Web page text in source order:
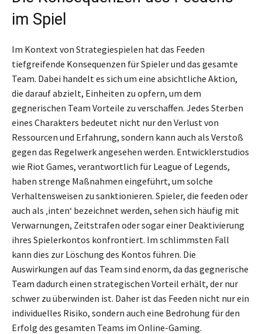
im Spiel
Im Kontext von Strategiespielen hat das Feeden
tiefgreifende Konsequenzen für Spieler und das gesamte
Team. Dabei handelt es sich um eine absichtliche Aktion,
die darauf abzielt, Einheiten zu opfern, um dem
gegnerischen Team Vorteile zu verschaffen. Jedes Sterben
eines Charakters bedeutet nicht nur den Verlust von
Ressourcen und Erfahrung, sondern kann auch als Verstoß
gegen das Regelwerk angesehen werden. Entwicklerstudios
wie Riot Games, verantwortlich für League of Legends,
haben strenge Maßnahmen eingeführt, um solche
Verhaltensweisen zu sanktionieren. Spieler, die feeden oder
auch als ‚inten‘ bezeichnet werden, sehen sich häufig mit
Verwarnungen, Zeitstrafen oder sogar einer Deaktivierung
ihres Spielerkontos konfrontiert. Im schlimmsten Fall
kann dies zur Löschung des Kontos führen. Die
Auswirkungen auf das Team sind enorm, da das gegnerische
Team dadurch einen strategischen Vorteil erhält, der nur
schwer zu überwinden ist. Daher ist das Feeden nicht nur ein
individuelles Risiko, sondern auch eine Bedrohung für den
Erfolg des gesamten Teams im Online-Gaming.